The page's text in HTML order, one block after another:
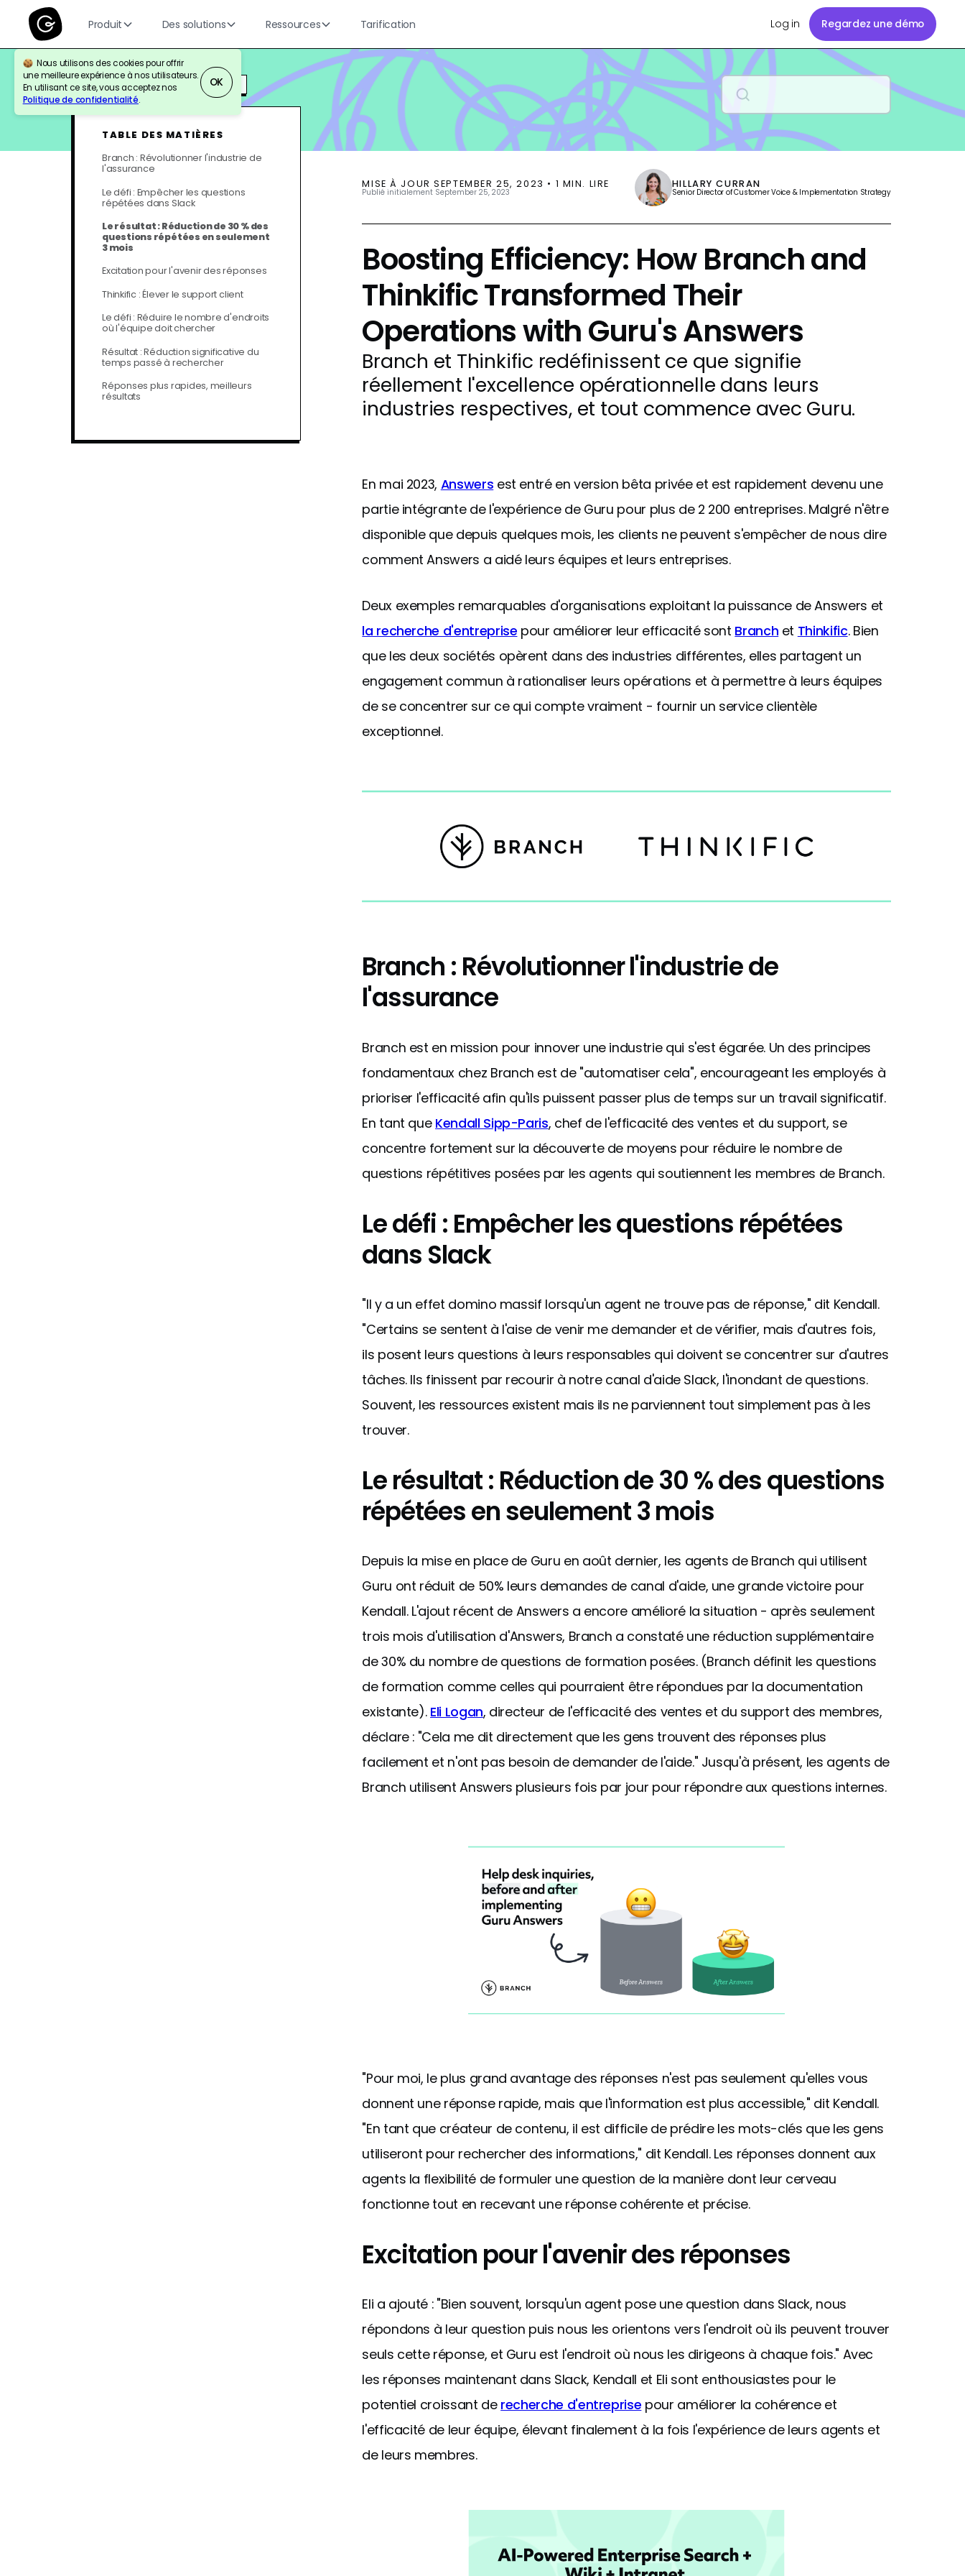
Produit Des solutions Ressources Tarification Log in Regardez une démo
Nous utilisons des cookies pour offrir
une meilleure expérience à nos utilisateurs.
En utilisant ce site, vous acceptez nos
Politique de confidentialité.
OK
BLOG CUSTOMER SPOTLIGHT AI
TABLE DES MATIÈRES
Branch : Révolutionner l'industrie de
l'assurance
Le défi : Empêcher les questions
répétées dans Slack
Le résultat : Réduction de 30 % des
questions répétées en seulement
3 mois
Excitation pour l'avenir des réponses
Thinkific : Élever le support client
Le défi : Réduire le nombre d'endroits
où l'équipe doit chercher
Résultat : Réduction significative du
temps passé à rechercher
Réponses plus rapides, meilleurs
résultats
MISE À JOURSEPTEMBER 25, 2023 • 1 MIN. LIRE
Publié initialement September 25, 2023
HILLARY CURRAN
Senior Director of Customer Voice & Implementation Strategy
Boosting Efficiency: How Branch and
Thinkific Transformed Their
Operations with Guru's Answers
Branch et Thinkific redéfinissent ce que signifie
réellement l'excellence opérationnelle dans leurs
industries respectives, et tout commence avec Guru.
En mai 2023, Answers est entré en version bêta privée et est rapidement devenu une
partie intégrante de l'expérience de Guru pour plus de 2 200 entreprises. Malgré n'être
disponible que depuis quelques mois, les clients ne peuvent s'empêcher de nous dire
comment Answers a aidé leurs équipes et leurs entreprises.
Deux exemples remarquables d'organisations exploitant la puissance de Answers et
la recherche d'entreprise pour améliorer leur efficacité sont Branch et Thinkific. Bien
que les deux sociétés opèrent dans des industries différentes, elles partagent un
engagement commun à rationaliser leurs opérations et à permettre à leurs équipes
de se concentrer sur ce qui compte vraiment - fournir un service clientèle
exceptionnel.
Branch : Révolutionner l'industrie de
l'assurance
Branch est en mission pour innover une industrie qui s'est égarée. Un des principes
fondamentaux chez Branch est de "automatiser cela", encourageant les employés à
prioriser l'efficacité afin qu'ils puissent passer plus de temps sur un travail significatif.
En tant que Kendall Sipp-Paris, chef de l'efficacité des ventes et du support, se
concentre fortement sur la découverte de moyens pour réduire le nombre de
questions répétitives posées par les agents qui soutiennent les membres de Branch.
Le défi : Empêcher les questions répétées
dans Slack
"Il y a un effet domino massif lorsqu'un agent ne trouve pas de réponse," dit Kendall.
"Certains se sentent à l'aise de venir me demander et de vérifier, mais d'autres fois,
ils posent leurs questions à leurs responsables qui doivent se concentrer sur d'autres
tâches. Ils finissent par recourir à notre canal d'aide Slack, l'inondant de questions.
Souvent, les ressources existent mais ils ne parviennent tout simplement pas à les
trouver.
Le résultat : Réduction de 30 % des questions
répétées en seulement 3 mois
Depuis la mise en place de Guru en août dernier, les agents de Branch qui utilisent
Guru ont réduit de 50% leurs demandes de canal d'aide, une grande victoire pour
Kendall. L'ajout récent de Answers a encore amélioré la situation - après seulement
trois mois d'utilisation d'Answers, Branch a constaté une réduction supplémentaire
de 30% du nombre de questions de formation posées. (Branch définit les questions
de formation comme celles qui pourraient être répondues par la documentation
existante). Eli Logan, directeur de l'efficacité des ventes et du support des membres,
déclare : "Cela me dit directement que les gens trouvent des réponses plus
facilement et n'ont pas besoin de demander de l'aide." Jusqu'à présent, les agents de
Branch utilisent Answers plusieurs fois par jour pour répondre aux questions internes.
"Pour moi, le plus grand avantage des réponses n'est pas seulement qu'elles vous
donnent une réponse rapide, mais que l'information est plus accessible," dit Kendall.
"En tant que créateur de contenu, il est difficile de prédire les mots-clés que les gens
utiliseront pour rechercher des informations," dit Kendall. Les réponses donnent aux
agents la flexibilité de formuler une question de la manière dont leur cerveau
fonctionne tout en recevant une réponse cohérente et précise.
Excitation pour l'avenir des réponses
Eli a ajouté : "Bien souvent, lorsqu'un agent pose une question dans Slack, nous
répondons à leur question puis nous les orientons vers l'endroit où ils peuvent trouver
seuls cette réponse, et Guru est l'endroit où nous les dirigeons à chaque fois." Avec
les réponses maintenant dans Slack, Kendall et Eli sont enthousiastes pour le
potentiel croissant de recherche d'entreprise pour améliorer la cohérence et
l'efficacité de leur équipe, élevant finalement à la fois l'expérience de leurs agents et
de leurs membres.